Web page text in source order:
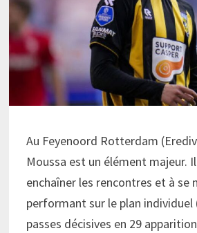
Au Feyenoord Rotterdam
Moussa est un élément majeur.
enchaîner les rencontres et à se
performant sur le plan individuel
passes décisives en 29